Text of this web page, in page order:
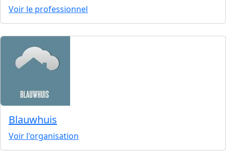
Voir le professionnel
Blauwhuis
Voir l'organisation